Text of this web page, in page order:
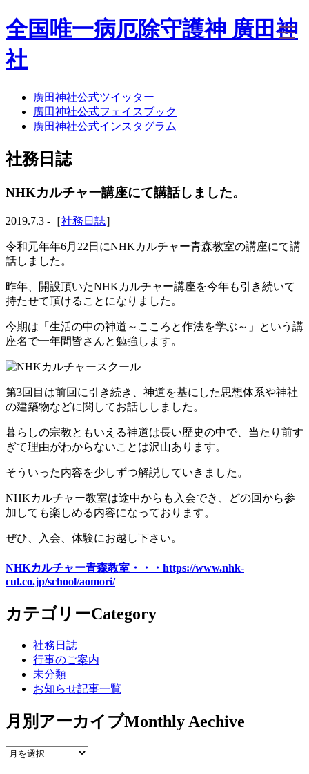
全国唯一病厄除守護神 廣田神
社
ホーム
社務日誌
お知らせ
年間祭事のご案内
お願いごと
神前結婚式
ご相談
八甲田山神社
海葬
水子葬
奉祝記念事業
お問い合わせ
廣田神社公式ツイッター
廣田神社公式フェイスブック
廣田神社公式インスタグラム
社務日誌
NHKカルチャー講座にて講話しました。
2019.7.3 -［社務日誌］
令和元年年6月22日にNHKカルチャー青森教室の講座にて講
話しました。
昨年、開設頂いたNHKカルチャー講座を今年も引き続いて
持たせて頂けることになりました。
今期は「生活の中の神道～こころと作法を学ぶ～」という講
座名で一年間皆さんと勉強します。
第3回目は前回に引き続き、神道を基にした思想体系や神社
の建築物などに関してお話ししました。
暮らしの宗教ともいえる神道は長い歴史の中で、当たり前す
ぎて理由がわからないことは沢山あります。
そういった内容を少しずつ解説していきました。
NHKカルチャー教室は途中からも入会でき、どの回から参
加しても楽しめる内容になっております。
ぜひ、入会、体験にお越し下さい。
NHKカルチャー青森教室・・・https://www.nhk-
cul.co.jp/school/aomori/
カテゴリーCategory
社務日誌
行事のご案内
未分類
お知らせ記事一覧
月別アーカイブMonthly Aechive